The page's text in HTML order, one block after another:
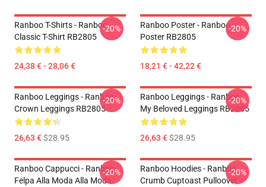
Ranboo T-Shirts - Ranboo
Classic T-Shirt RB2805
24,38 € - 28,06 €
-20%
Ranboo Poster - Ranboo
Poster RB2805
18,21 € - 42,22 €
-20%
Ranboo Leggings - Ranboo
Crown Leggings RB2805
26,63 €$28.95
-20%
Ranboo Leggings - Ranboo
My Beloved Leggings RB2805
26,63 €$28.95
-20%
Ranboo Cappucci - Ranboo
Felpa Alla Moda Alla Moda
-20%
Ranboo Hoodies - Ranboo
Crumb Cuptoast Pulloover
-20%